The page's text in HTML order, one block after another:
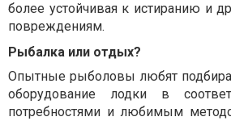
более устойчивая к истиранию и
повреждениям.
Рыбалка или отдых?
Опытные рыболовы любят
оборудование лодки в
потребностями и любимым